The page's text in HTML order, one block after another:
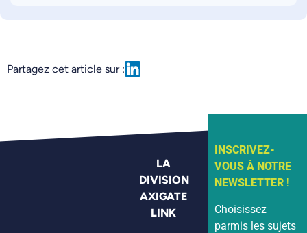
Partagez cet article sur :
LA
DIVISION
AXIGATE
LINK
INSCRIVEZ-
VOUS À NOTRE
NEWSLETTER !
Choisissez
parmis les sujets